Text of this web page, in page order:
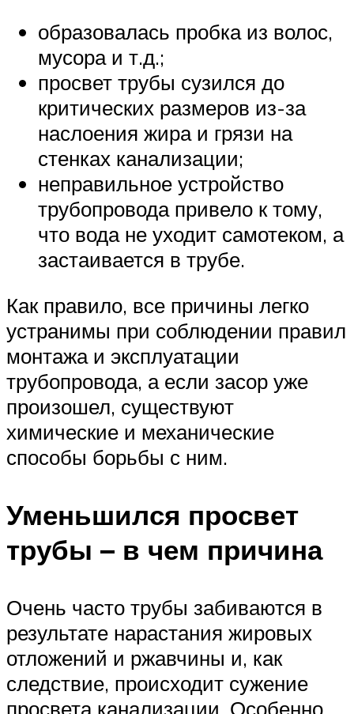
образовалась пробка из волос,
мусора и т.д.;
просвет трубы сузился до
критических размеров из-за
наслоения жира и грязи на
стенках канализации;
неправильное устройство
трубопровода привело к тому,
что вода не уходит самотеком, а
застаивается в трубе.
Как правило, все причины легко
устранимы при соблюдении правил
монтажа и эксплуатации
трубопровода, а если засор уже
произошел, существуют
химические и механические
способы борьбы с ним.
Уменьшился просвет
трубы – в чем причина
Очень часто трубы забиваются в
результате нарастания жировых
отложений и ржавчины и, как
следствие, происходит сужение
просвета канализации. Особенно